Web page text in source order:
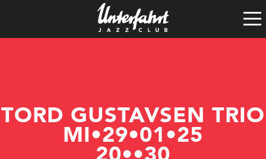
TORD GUSTAVSEN TRIO
MI•29•01•25
20••30